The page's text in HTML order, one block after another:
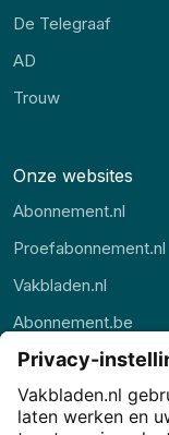
De Telegraaf
AD
Trouw
Onze websites
Abonnement.nl
Proefabonnement.nl
Vakbladen.nl
Abonnement.be
Thuisstudie.nl